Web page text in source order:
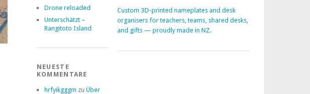
Drone reloaded
Unterschätzt –
Rangitoto Island
NEUESTE
KOMMENTARE
hrfyikgggm zu Über
Custom 3D-printed nameplates and desk
organisers for teachers, teams, shared desks,
and gifts — proudly made in NZ.